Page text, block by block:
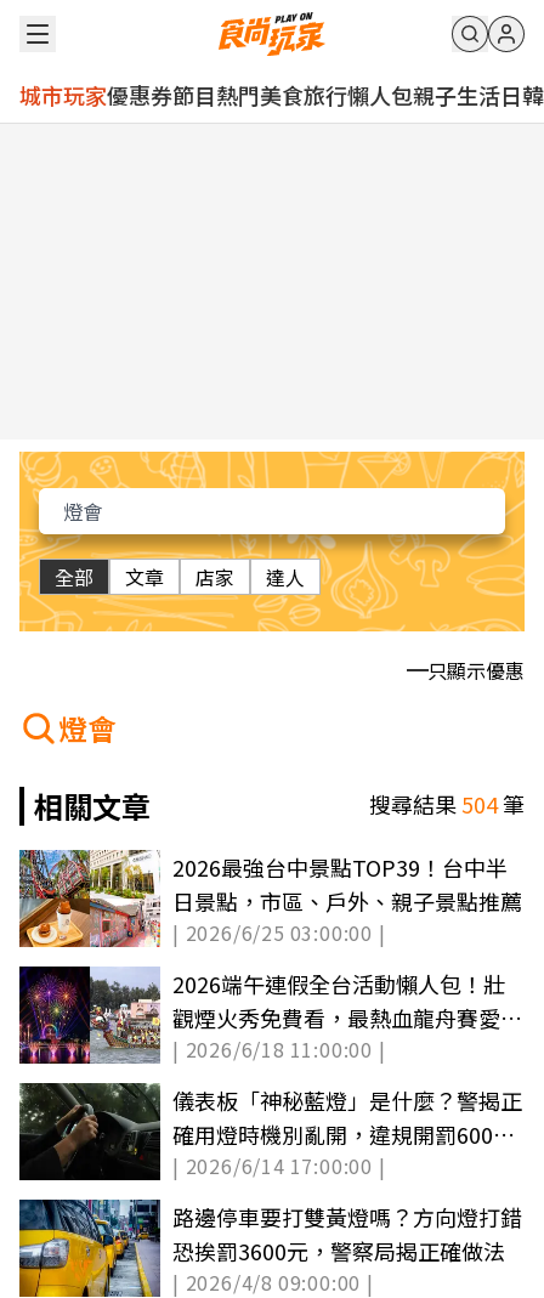
城市玩家優惠券節目熱門美食旅行懶人包親子生活日韓
全部 文章 店家 達人
只顯示優惠
燈會
相關文章
搜尋結果504筆
2026最強台中景點TOP39！台中半
日景點，市區、戶外、親子景點推薦
| 2026/6/25 03:00:00 |
2026端午連假全台活動懶人包！壯
觀煙火秀免費看，最熱血龍舟賽愛河
登場
| 2026/6/18 11:00:00 |
儀表板「神秘藍燈」是什麼？警揭正
確用燈時機別亂開，違規開罰6000
元
| 2026/6/14 17:00:00 |
路邊停車要打雙黃燈嗎？方向燈打錯
恐挨罰3600元，警察局揭正確做法
| 2026/4/8 09:00:00 |